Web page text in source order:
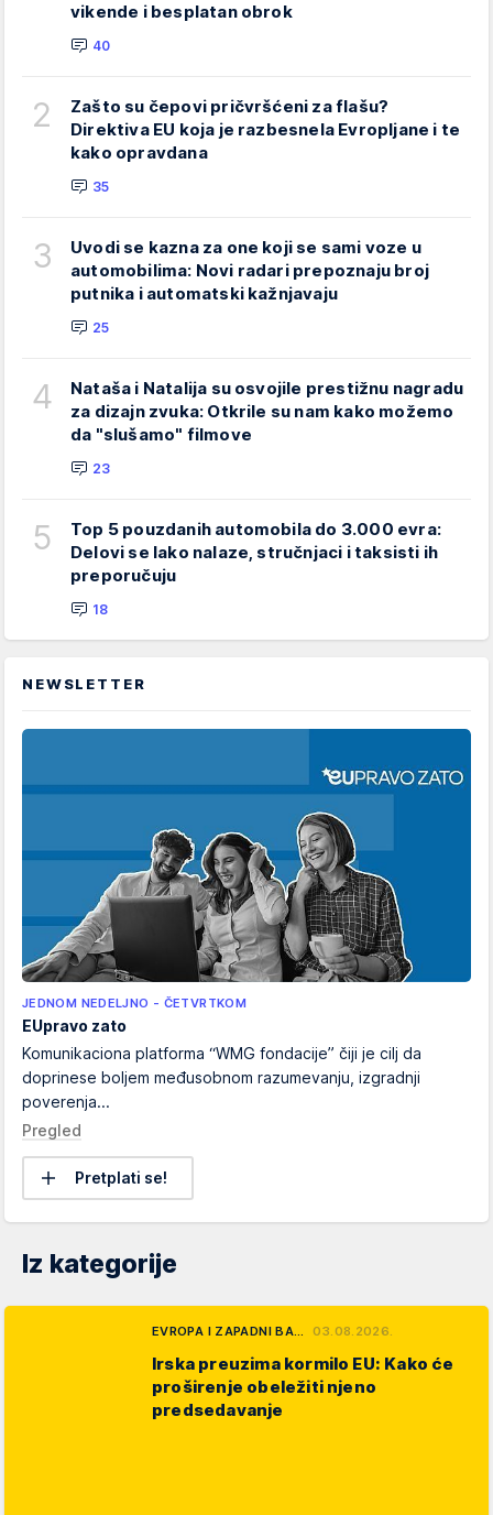
vikende i besplatan obrok
40
2
Zašto su čepovi pričvršćeni za flašu?
Direktiva EU koja je razbesnela Evropljane i te
kako opravdana
35
3
Uvodi se kazna za one koji se sami voze u
automobilima: Novi radari prepoznaju broj
putnika i automatski kažnjavaju
25
4
Nataša i Natalija su osvojile prestižnu nagradu
za dizajn zvuka: Otkrile su nam kako možemo
da "slušamo" filmove
23
5
Top 5 pouzdanih automobila do 3.000 evra:
Delovi se lako nalaze, stručnjaci i taksisti ih
preporučuju
18
NEWSLETTER
JEDNOM NEDELJNO - ČETVRTKOM
EUpravo zato
Komunikaciona platforma “WMG fondacije” čiji je cilj da
doprinese boljem međusobnom razumevanju, izgradnji
poverenja...
Pregled
Pretplati se!
Iz kategorije
EVROPA I ZAPADNI BA… 03.08.2026.
Irska preuzima kormilo EU: Kako će
proširenje obeležiti njeno
predsedavanje